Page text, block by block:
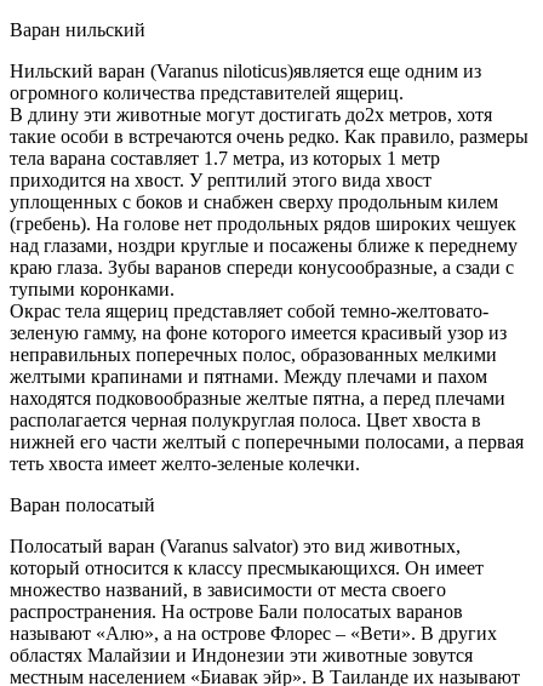
Варан нильский
Нильский варан (Varanus niloticus)является еще одним из
огромного количества представителей ящериц.
В длину эти животные могут достигать до2х метров, хотя
такие особи в встречаются очень редко. Как правило, размеры
тела варана составляет 1.7 метра, из которых 1 метр
приходится на хвост. У рептилий этого вида хвост
уплощенных с боков и снабжен сверху продольным килем
(гребень). На голове нет продольных рядов широких чешуек
над глазами, ноздри круглые и посажены ближе к переднему
краю глаза. Зубы варанов спереди конусообразные, а сзади с
тупыми коронками.
Окрас тела ящериц представляет собой темно-желтовато-
зеленую гамму, на фоне которого имеется красивый узор из
неправильных поперечных полос, образованных мелкими
желтыми крапинами и пятнами. Между плечами и пахом
находятся подковообразные желтые пятна, а перед плечами
располагается черная полукруглая полоса. Цвет хвоста в
нижней его части желтый с поперечными полосами, а первая
теть хвоста имеет желто-зеленые колечки.
Варан полосатый
Полосатый варан (Varanus salvator) это вид животных,
который относится к классу пресмыкающихся. Он имеет
множество названий, в зависимости от места своего
распространения. На острове Бали полосатых варанов
называют «Алю», а на острове Флорес – «Вети». В других
областях Малайзии и Индонезии эти животные зовутся
местным населением «Биавак эйр». В Таиланде их называют